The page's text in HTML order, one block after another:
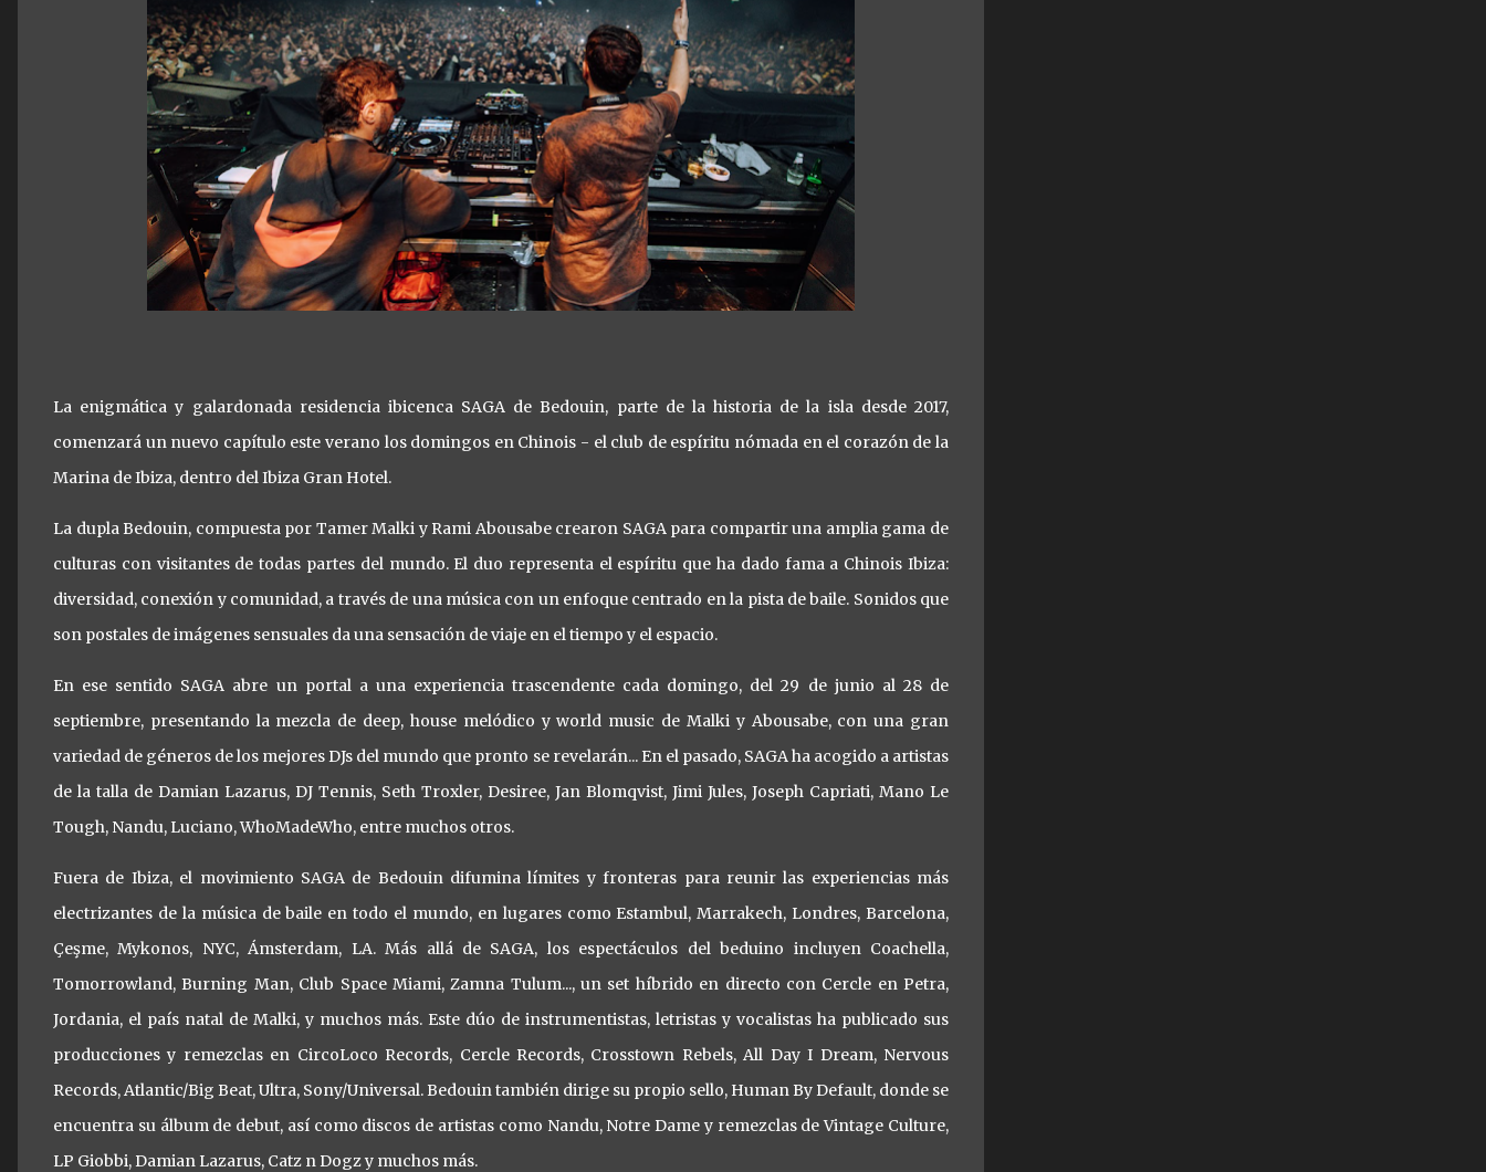
La enigmática y galardonada residencia ibicenca SAGA de Bedouin, parte de la historia de la isla desde 2017,
comenzará un nuevo capítulo este verano los domingos en Chinois - el club de espíritu nómada en el corazón de la
Marina de Ibiza, dentro del Ibiza Gran Hotel.
La dupla Bedouin, compuesta por Tamer Malki y Rami Abousabe crearon SAGA para compartir una amplia gama de
culturas con visitantes de todas partes del mundo. El duo representa el espíritu que ha dado fama a Chinois Ibiza:
diversidad, conexión y comunidad, a través de una música con un enfoque centrado en la pista de baile. Sonidos que
son postales de imágenes sensuales da una sensación de viaje en el tiempo y el espacio.
En ese sentido SAGA abre un portal a una experiencia trascendente cada domingo, del 29 de junio al 28 de
septiembre, presentando la mezcla de deep, house melódico y world music de Malki y Abousabe, con una gran
variedad de géneros de los mejores DJs del mundo que pronto se revelarán... En el pasado, SAGA ha acogido a artistas
de la talla de Damian Lazarus, DJ Tennis, Seth Troxler, Desiree, Jan Blomqvist, Jimi Jules, Joseph Capriati, Mano Le
Tough, Nandu, Luciano, WhoMadeWho, entre muchos otros.
Fuera de Ibiza, el movimiento SAGA de Bedouin difumina límites y fronteras para reunir las experiencias más
electrizantes de la música de baile en todo el mundo, en lugares como Estambul, Marrakech, Londres, Barcelona,
Çeşme, Mykonos, NYC, Ámsterdam, LA. Más allá de SAGA, los espectáculos del beduino incluyen Coachella,
Tomorrowland, Burning Man, Club Space Miami, Zamna Tulum..., un set híbrido en directo con Cercle en Petra,
Jordania, el país natal de Malki, y muchos más. Este dúo de instrumentistas, letristas y vocalistas ha publicado sus
producciones y remezclas en CircoLoco Records, Cercle Records, Crosstown Rebels, All Day I Dream, Nervous
Records, Atlantic/Big Beat, Ultra, Sony/Universal. Bedouin también dirige su propio sello, Human By Default, donde se
encuentra su álbum de debut, así como discos de artistas como Nandu, Notre Dame y remezclas de Vintage Culture,
LP Giobbi, Damian Lazarus, Catz n Dogz y muchos más.